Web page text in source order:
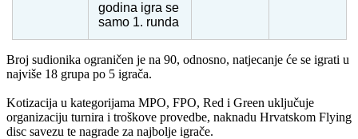
godina igra se
samo 1. runda
Broj sudionika ograničen je na 90, odnosno, natjecanje će se igrati u
najviše 18 grupa po 5 igrača.
Kotizacija u kategorijama MPO, FPO, Red i Green uključuje
organizaciju turnira i troškove provedbe, naknadu Hrvatskom Flying
disc savezu te nagrade za najbolje igrače.